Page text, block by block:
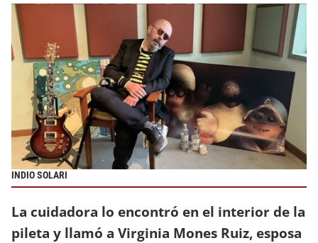
INDIO SOLARI
La cuidadora lo encontró en el interior de la
pileta y llamó a Virginia Mones Ruiz, esposa